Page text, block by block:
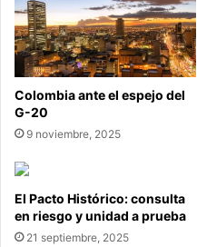
Colombia ante el espejo del
G-20
9 noviembre, 2025
El Pacto Histórico: consulta
en riesgo y unidad a prueba
21 septiembre, 2025